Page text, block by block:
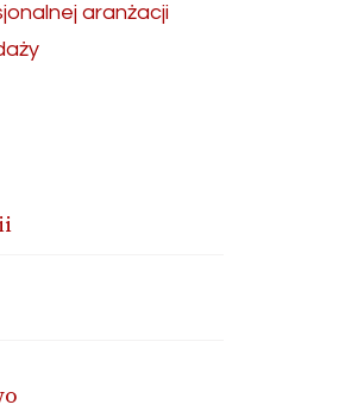
aranżacji